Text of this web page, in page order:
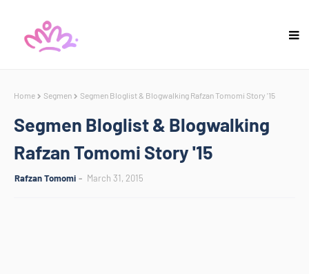
Home Segmen Segmen Bloglist & Blogwalking Rafzan Tomomi Story '15
Segmen Bloglist & Blogwalking
Rafzan Tomomi Story '15
Rafzan Tomomi March 31, 2015